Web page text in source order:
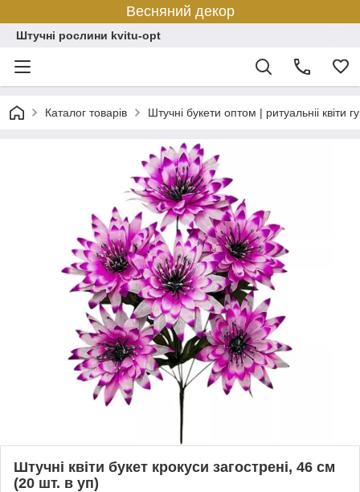
Весняний декор
Штучні рослини kvitu-opt
Каталог товарів Штучні букети оптом | ритуальніі квіти
Штучні квіти букет крокуси загострені, 46 см
(20 шт. в уп)